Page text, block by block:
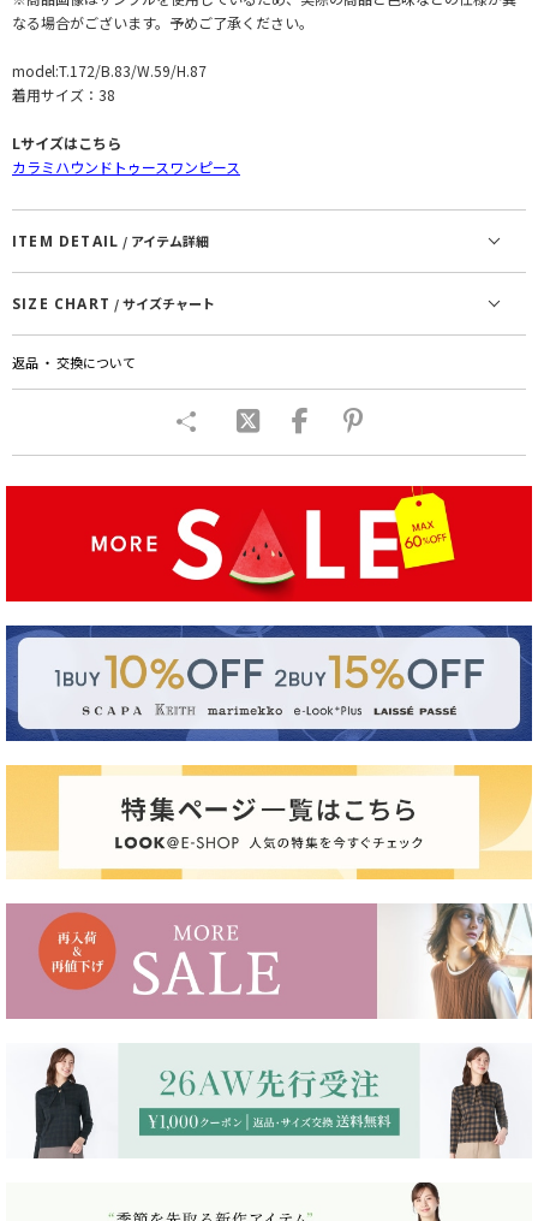
なる場合がございます。予めご了承ください。
model:T.172/B.83/W.59/H.87
着用サイズ：38
Lサイズはこちら
カラミハウンドトゥースワンピース
ITEM DETAIL / アイテム詳細
SIZE CHART / サイズチャート
返品 ・ 交換について